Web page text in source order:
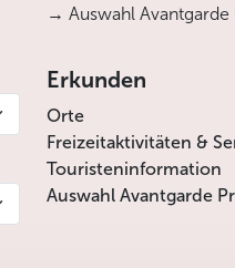
→ Auswahl Avantgarde
Erkunden
Orte
Freizeitaktivitäten &
Touristeninformation
Auswahl Avantgarde